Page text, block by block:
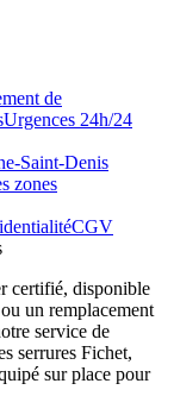
de
Urgences 24h/24
Saint-Denis
zones
CGV
certifié, disponible
un remplacement
service de
serrures Fichet,
sur place pour